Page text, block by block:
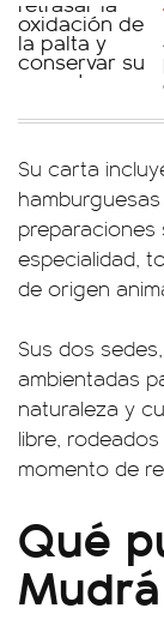
Su carta
especialidad,
de origen
Sus dos
ambientadas
naturaleza y
libre,
momento de
Qué
Mudrá